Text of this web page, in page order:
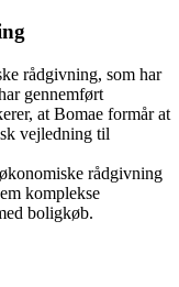
rådgivning, som har
gennemført
at Bomae formår at
vejledning til
rådgivning
komplekse
boligkøb.